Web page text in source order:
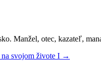
Manžel, otec, kazateľ,
svojom živote I →